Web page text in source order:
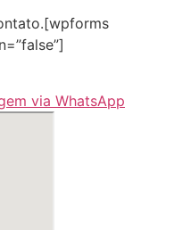
via WhatsApp